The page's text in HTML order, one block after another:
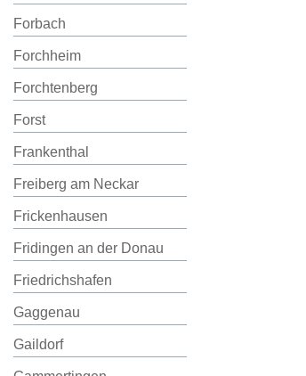
Forbach
Forchheim
Forchtenberg
Forst
Frankenthal
Freiberg am Neckar
Frickenhausen
Fridingen an der Donau
Friedrichshafen
Gaggenau
Gaildorf